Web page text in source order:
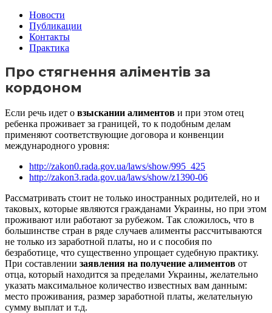
Новости
Публикации
Контакты
Практика
Про стягнення аліментів за
кордоном
Если речь идет о взыскании алиментов и при этом отец
ребенка проживает за границей, то к подобным делам
применяют соответствующие договора и конвенции
международного уровня:
http://zakon0.rada.gov.ua/laws/show/995_425
http://zakon3.rada.gov.ua/laws/show/z1390-06
Рассматривать стоит не только иностранных родителей, но и
таковых, которые являются гражданами Украины, но при этом
проживают или работают за рубежом. Так сложилось, что в
большинстве стран в ряде случаев алименты рассчитываются
не только из заработной платы, но и с пособия по
безработице, что существенно упрощает судебную практику.
При составлении заявления на получение алиментов от
отца, который находится за пределами Украины, желательно
указать максимальное количество известных вам данным:
место проживания, размер заработной платы, желательную
сумму выплат и т.д.